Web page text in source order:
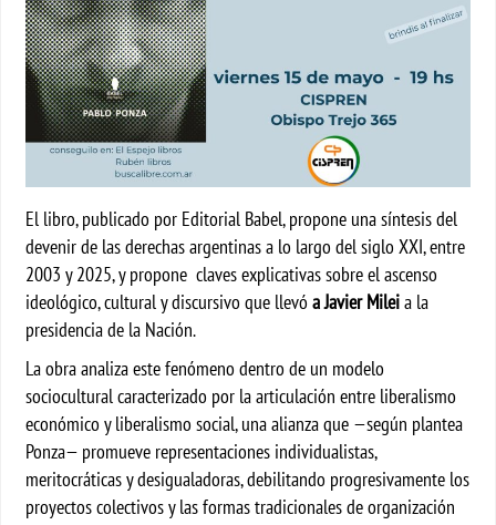
El libro, publicado por Editorial Babel, propone una síntesis del
devenir de las derechas argentinas a lo largo del siglo XXI, entre
2003 y 2025, y propone claves explicativas sobre el ascenso
ideológico, cultural y discursivo que llevóa Javier Mileia la
presidencia de la Nación.
La obra analiza este fenómeno dentro de un modelo
sociocultural caracterizado por la articulación entre liberalismo
económico y liberalismo social, una alianza que —según plantea
Ponza— promueve representaciones individualistas,
meritocráticas y desigualadoras, debilitando progresivamente los
proyectos colectivos y las formas tradicionales de organización